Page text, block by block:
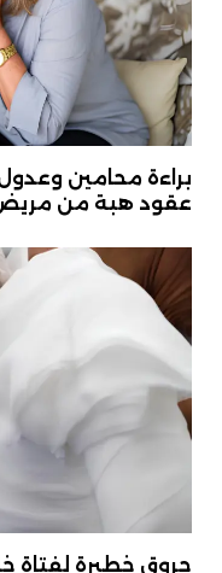
براءة محامين
عقود هبة من
حروق خطيرة لفتاة